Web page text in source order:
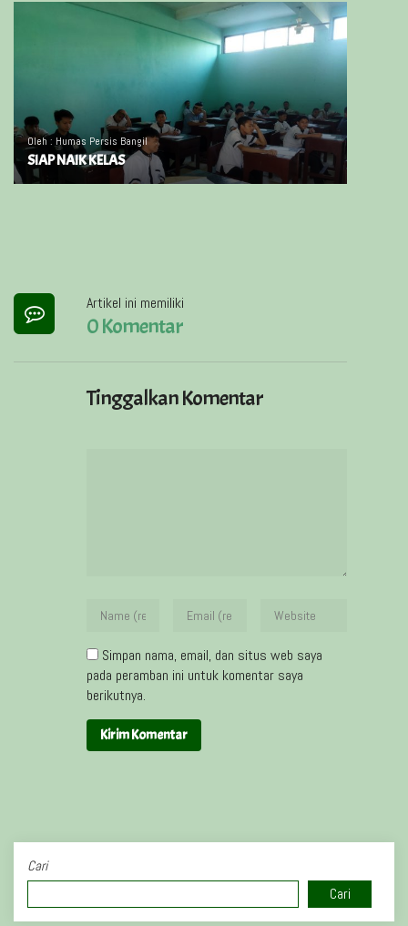
Oleh : Humas Persis Bangil
SIAP NAIK KELAS
Artikel ini memiliki
0 Komentar
Tinggalkan Komentar
Simpan nama, email, dan situs web saya
pada peramban ini untuk komentar saya
berikutnya.
Cari
Cari